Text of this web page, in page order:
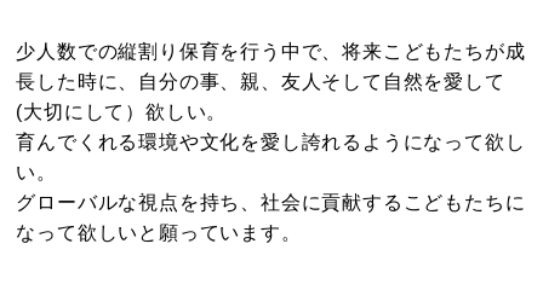
少人数での縦割り保育を行う中で、将来こどもたちが成
長した時に、自分の事、親、友人そして自然を愛して
(大切にして）欲しい。
育んでくれる環境や文化を愛し誇れるようになって欲し
い。
グローバルな視点を持ち、社会に貢献するこどもたちに
なって欲しいと願っています。